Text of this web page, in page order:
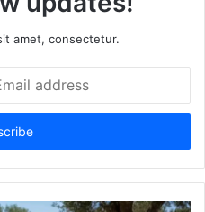
amet, consectetur.